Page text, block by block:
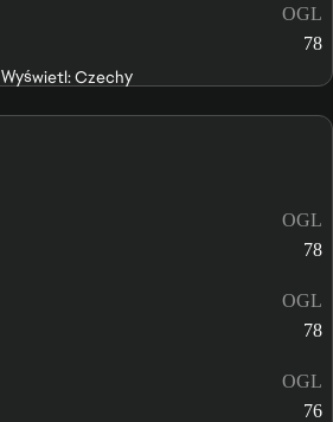
OGL
78
Wyświetl: Czechy
OGL
78
OGL
78
OGL
76